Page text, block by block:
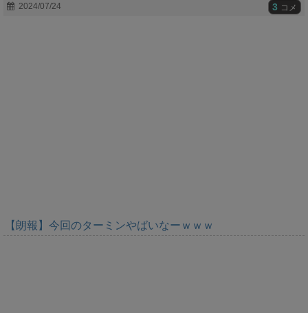
2024/07/24 3 コメ
【朗報】今回のターミンやばいなーｗｗｗ